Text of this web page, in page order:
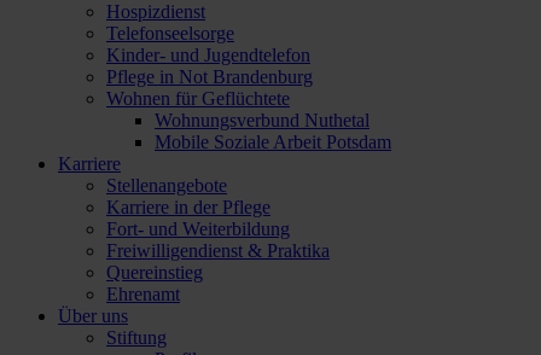
Hospizdienst
Telefonseelsorge
Kinder- und Jugendtelefon
Pflege in Not Brandenburg
Wohnen für Geflüchtete
Wohnungsverbund Nuthetal
Mobile Soziale Arbeit Potsdam
Karriere
Stellenangebote
Karriere in der Pflege
Fort- und Weiterbildung
Freiwilligendienst & Praktika
Quereinstieg
Ehrenamt
Über uns
Stiftung